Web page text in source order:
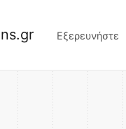
Εξερευνήστε